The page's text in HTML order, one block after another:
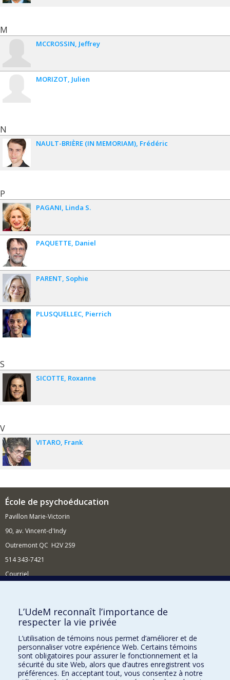
M
MCCROSSIN Jeffrey
MORIZOT Julien
N
NAULT-BRIÈRE (IN MEMORIAM) Frédéric
P
PAGANI Linda S.
PAQUETTE Daniel
PARENT Sophie
PLUSQUELLEC Pierrich
S
SICOTTE Roxanne
V
VITARO Frank
École de psychoéducation
Pavillon Marie-Victorin
90, av. Vincent-d'Indy
Outremont QC H2V 2S9
514 343-7421
Courriel
Comment soutenir l'École?
BESOIN D'AIDE?
Plan du site
Signaler une erreur
Accessibilité
L’UdeM reconnaît l’importance de
respecter la vie privée
L’utilisation de témoins nous permet d’améliorer et de
personnaliser votre expérience Web. Certains témoins
sont obligatoires pour assurer le fonctionnement et la
sécurité du site Web, alors que d’autres enregistrent vos
préférences. En acceptant tout, vous consentez à notre